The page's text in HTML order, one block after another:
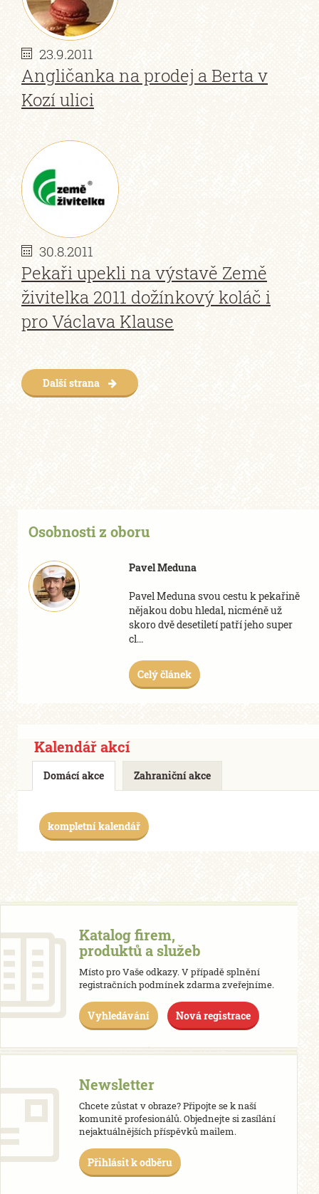
23.9.2011
Angličanka na prodej a Berta v
Kozí ulici
30.8.2011
Pekaři upekli na výstavě Země
živitelka 2011 dožínkový koláč i
pro Václava Klause
Další strana
Osobnosti z oboru
Pavel Meduna
Pavel Meduna svou cestu k pekařině
nějakou dobu hledal, nicméně už
skoro dvě desetiletí patří jehosuper
cl...
Celý článek
Kalendář akcí
Domácí akce Zahraniční akce
kompletní kalendář
Katalog firem,
produktů a služeb
Místo pro Vaše odkazy. V případě splnění
registračních podmínek zdarma zveřejníme.
Vyhledávání Nová registrace
Newsletter
Chcete zůstat v obraze? Připojte se k naší
komunitě profesionálů. Objednejte si zasílání
nejaktuálnějších příspěvků mailem.
Přihlásit k odběru